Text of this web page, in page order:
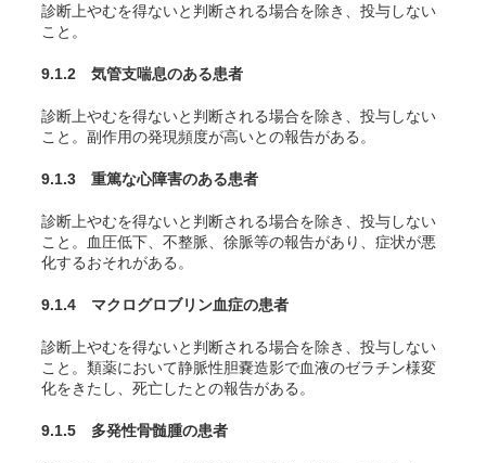
診断上やむを得ないと判断される場合を除き、投与しない
こと。
9.1.2 気管支喘息のある患者
診断上やむを得ないと判断される場合を除き、投与しない
こと。副作用の発現頻度が高いとの報告がある。
9.1.3 重篤な心障害のある患者
診断上やむを得ないと判断される場合を除き、投与しない
こと。血圧低下、不整脈、徐脈等の報告があり、症状が悪
化するおそれがある。
9.1.4 マクログロブリン血症の患者
診断上やむを得ないと判断される場合を除き、投与しない
こと。類薬において静脈性胆嚢造影で血液のゼラチン様変
化をきたし、死亡したとの報告がある。
9.1.5 多発性骨髄腫の患者